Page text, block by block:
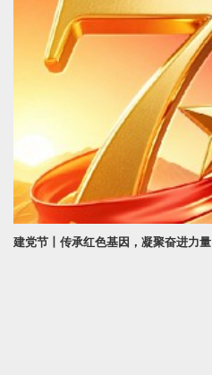
建党节丨传承红色基因，凝聚奋进力量